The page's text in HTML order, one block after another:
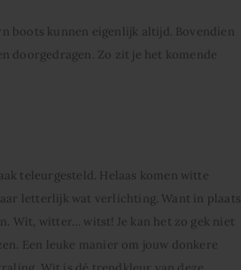
boots kunnen eigenlijk altijd. Bovendien
doorgedragen. Zo zit je het komende
teleurgesteld. Helaas komen witte
letterlijk wat verlichting. Want in plaats
Wit, witter… witst! Je kan het zo gek niet
Een leuke manier om jouw donkere